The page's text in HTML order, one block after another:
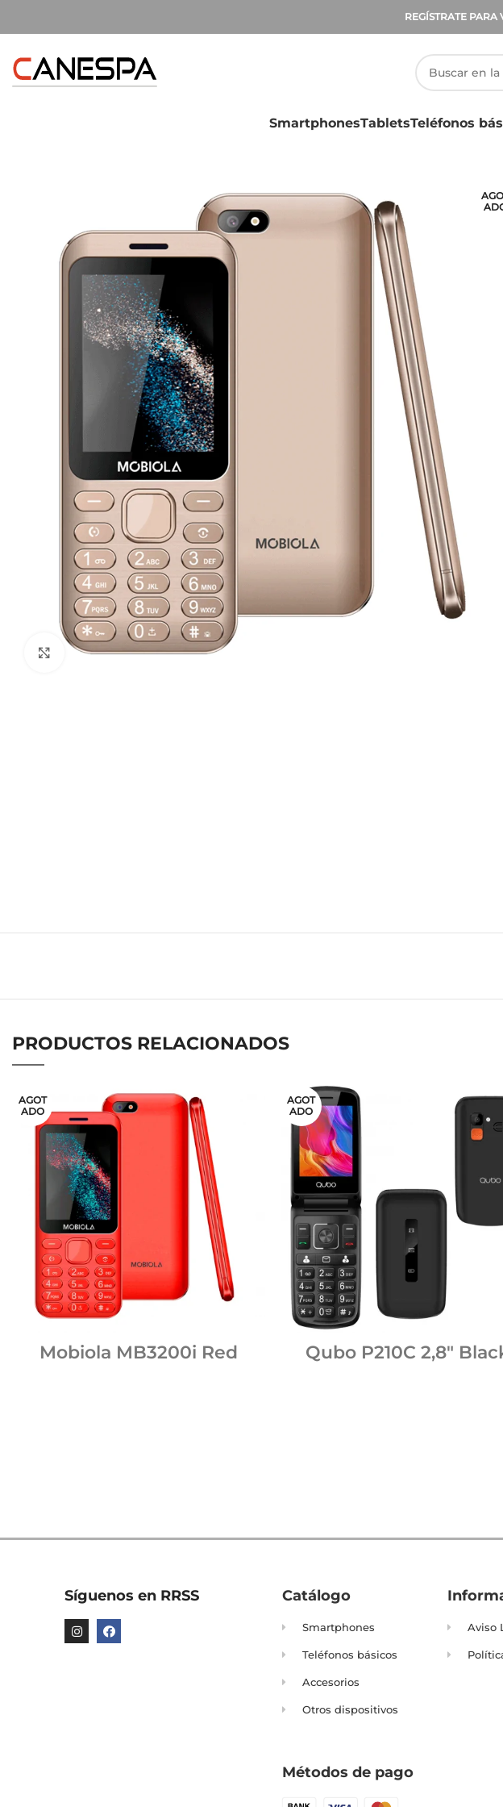
REGÍSTRATE
SmartphonesTabletsTeléfonos
Ampliar imagen
PRODUCTOS RELACIONADOS
AGOT
ADO
Mobiola MB3200i Red
AGOT
ADO
Qubo P210C 2,8″
Síguenos en RRSS Catálogo
Smartphones
Teléfonos básicos
Accesorios
Otros dispositivos
Métodos de pago
Aviso